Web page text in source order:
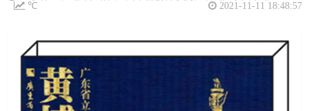
2021-11-11 18:48:57
℃